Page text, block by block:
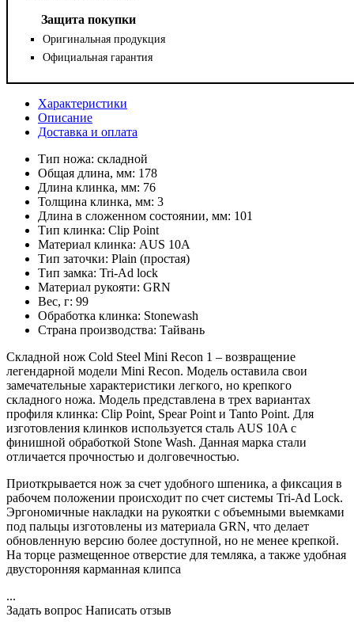
Защита покупки
Оригинальная продукция
Официальная гарантия
Характеристики
Описание
Доставка и оплата
Тип ножа: складной
Общая длина, мм: 178
Длина клинка, мм: 76
Толщина клинка, мм: 3
Длина в сложенном состоянии, мм: 101
Тип клинка: Clip Point
Материал клинка: AUS 10A
Тип заточки: Plain (простая)
Тип замка: Tri-Ad lock
Материал рукояти: GRN
Вес, г: 99
Обработка клинка: Stonewash
Страна производства: Тайвань
Складной нож Cold Steel Mini Recon 1 – возвращение
легендарной модели Mini Recon. Модель оставила свои
замечательные характеристики легкого, но крепкого
складного ножа. Модель представлена в трех вариантах
профиля клинка: Clip Point, Spear Point и Tanto Point. Для
изготовления клинков используется сталь AUS 10A с
финишной обработкой Stone Wash. Данная марка стали
отличается прочностью и долговечностью.
Приоткрывается нож за счет удобного шпеника, а фиксация в
рабочем положении происходит по счет системы Tri-Ad Lock.
Эргономичные накладки на рукоятки с объемными выемками
под пальцы изготовлены из материала GRN, что делает
обновленную версию более доступной, но не менее крепкой.
На торце размещенное отверстие для темляка, а также удобная
двусторонняя карманная клипса
...
Задать вопрос Написать отзыв